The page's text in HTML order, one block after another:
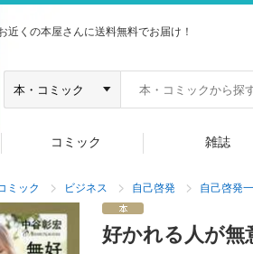
近くの本屋さんに送料無料でお届け！
コミック 雑誌
ミック ビジネス 自己啓発 自己啓発
好かれる人が無